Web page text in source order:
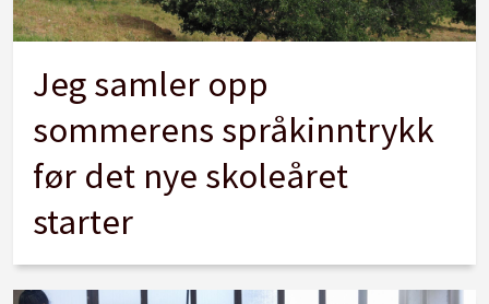
Jeg samler opp
sommerens språkinntrykk
før det nye skoleåret
starter